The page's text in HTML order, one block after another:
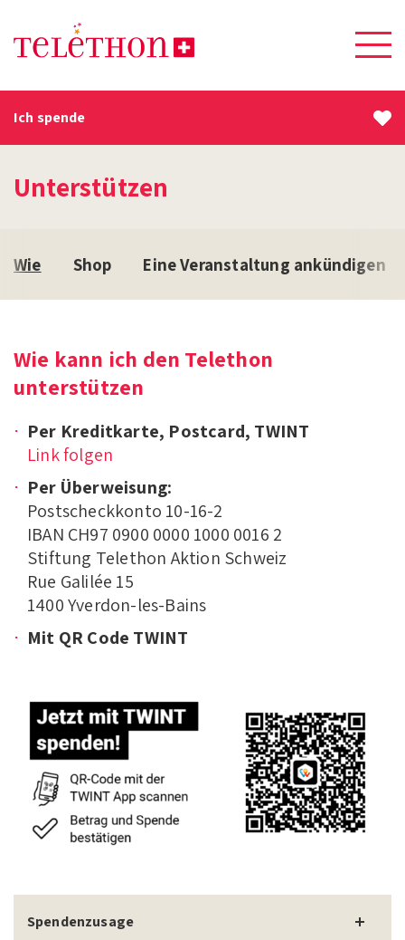
Ich spende
Unterstützen
Wie Shop Eine Veranstaltung ankündigen
Wie kann ich den Telethon
unterstützen
Per Kreditkarte, Postcard, TWINT
Link folgen
Per Überweisung:
Postscheckkonto 10-16-2
IBAN CH97 0900 0000 1000 0016 2
Stiftung Telethon Aktion Schweiz
Rue Galilée 15
1400 Yverdon-les-Bains
Mit QR Code TWINT
Spendenzusage